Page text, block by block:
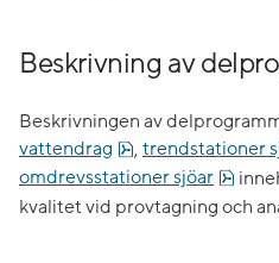
Beskrivning av
Beskrivningen av
vattendrag
pdf, 357.5 kB.
, trendstationer
omdrevsstationer sjöar
pdf,
kvalitet vid provtagning och